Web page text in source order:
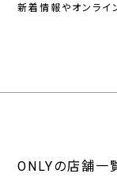
新着情報やオンライ
ONLYの店舗一